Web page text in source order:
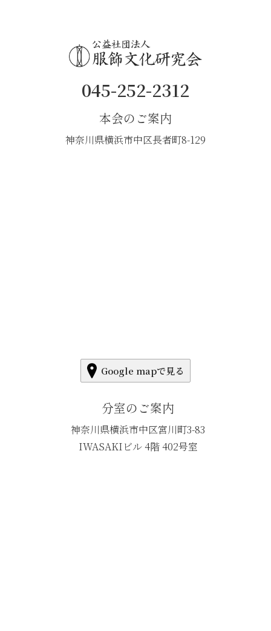
045-252-2312
本会のご案内
神奈川県横浜市中区長者町8-129
Google mapで見る
分室のご案内
神奈川県横浜市中区宮川町3-83
IWASAKIビル 4階 402号室